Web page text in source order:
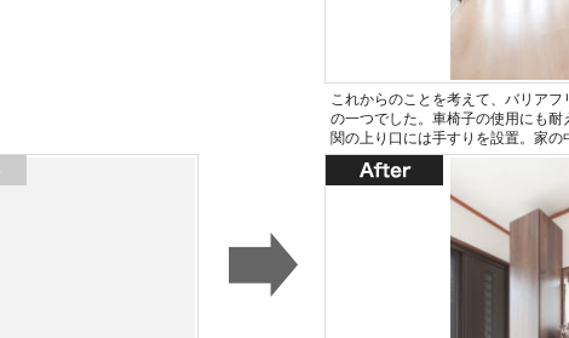
これからのことを考えて、バリア
の一つでした。車椅子の使用にも
関の上り口には手すりを設置。家の